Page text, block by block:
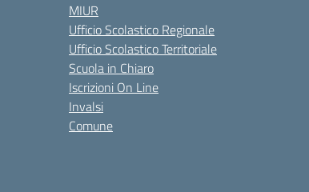
MIUR
Ufficio Scolastico Regionale
Ufficio Scolastico Territoriale
Scuola in Chiaro
Iscrizioni On Line
Invalsi
Comune